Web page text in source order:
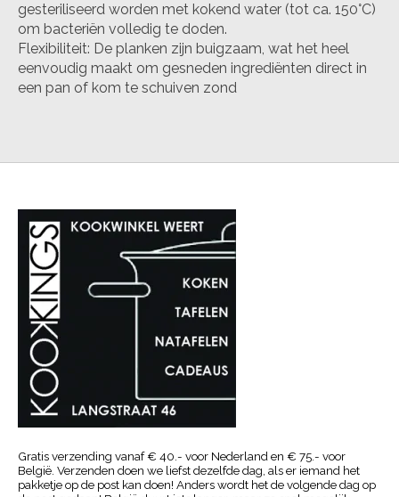
gesteriliseerd worden met kokend water (tot ca. 150°C)
om bacteriën volledig te doden.
Flexibiliteit: De planken zijn buigzaam, wat het heel
eenvoudig maakt om gesneden ingrediënten direct in
een pan of kom te schuiven zond
Gratis verzending vanaf € 40.- voor Nederland en € 75.- voor
België. Verzenden doen we liefst dezelfde dag, als er iemand het
pakketje op de post kan doen! Anders wordt het de volgende dag op